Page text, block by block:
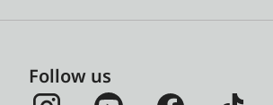
Follow us